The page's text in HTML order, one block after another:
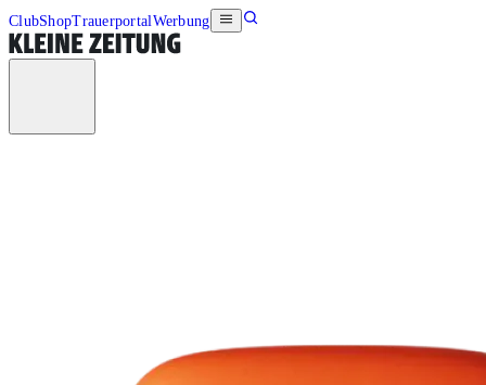
ClubShopTrauerportalWerbung